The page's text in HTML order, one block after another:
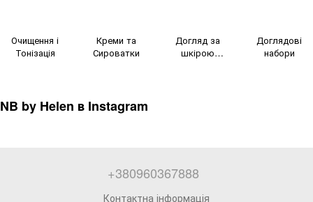
Очищення і
Тонізація
Креми та
Сироватки
Догляд за
шкірою
Доглядові
набори
NB by Helen в Instagram
+380960367888
Контактна інформація